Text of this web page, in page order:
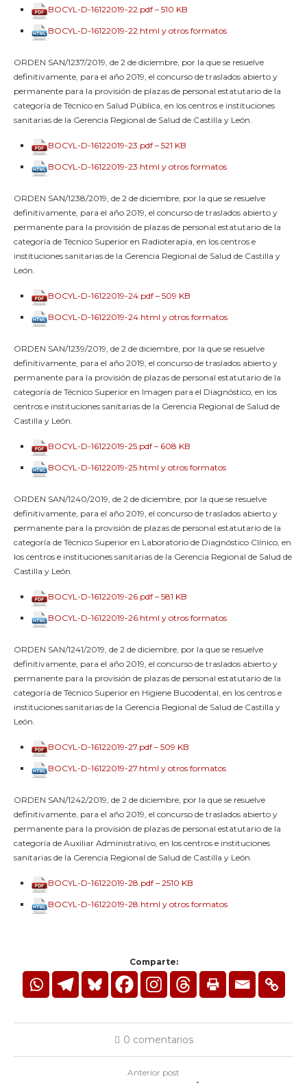
BOCYL-D-16122019-22.pdf – 510 KB
BOCYL-D-16122019-22.html y otros formatos
ORDEN SAN/1237/2019, de 2 de diciembre, por la que se resuelve
definitivamente, para el año 2019, el concurso de traslados abierto y
permanente para la provisión de plazas de personal estatutario de la
categoría de Técnico en Salud Pública, en los centros e instituciones
sanitarias de la Gerencia Regional de Salud de Castilla y León.
BOCYL-D-16122019-23.pdf – 521 KB
BOCYL-D-16122019-23.html y otros formatos
ORDEN SAN/1238/2019, de 2 de diciembre, por la que se resuelve
definitivamente, para el año 2019, el concurso de traslados abierto y
permanente para la provisión de plazas de personal estatutario de la
categoría de Técnico Superior en Radioterapia, en los centros e
instituciones sanitarias de la Gerencia Regional de Salud de Castilla y
León.
BOCYL-D-16122019-24.pdf – 509 KB
BOCYL-D-16122019-24.html y otros formatos
ORDEN SAN/1239/2019, de 2 de diciembre, por la que se resuelve
definitivamente, para el año 2019, el concurso de traslados abierto y
permanente para la provisión de plazas de personal estatutario de la
categoría de Técnico Superior en Imagen para el Diagnóstico, en los
centros e instituciones sanitarias de la Gerencia Regional de Salud de
Castilla y León.
BOCYL-D-16122019-25.pdf – 608 KB
BOCYL-D-16122019-25.html y otros formatos
ORDEN SAN/1240/2019, de 2 de diciembre, por la que se resuelve
definitivamente, para el año 2019, el concurso de traslados abierto y
permanente para la provisión de plazas de personal estatutario de la
categoría de Técnico Superior en Laboratorio de Diagnóstico Clínico, en
los centros e instituciones sanitarias de la Gerencia Regional de Salud de
Castilla y León.
BOCYL-D-16122019-26.pdf – 581 KB
BOCYL-D-16122019-26.html y otros formatos
ORDEN SAN/1241/2019, de 2 de diciembre, por la que se resuelve
definitivamente, para el año 2019, el concurso de traslados abierto y
permanente para la provisión de plazas de personal estatutario de la
categoría de Técnico Superior en Higiene Bucodental, en los centros e
instituciones sanitarias de la Gerencia Regional de Salud de Castilla y
León.
BOCYL-D-16122019-27.pdf – 509 KB
BOCYL-D-16122019-27.html y otros formatos
ORDEN SAN/1242/2019, de 2 de diciembre, por la que se resuelve
definitivamente, para el año 2019, el concurso de traslados abierto y
permanente para la provisión de plazas de personal estatutario de la
categoría de Auxiliar Administrativo, en los centros e instituciones
sanitarias de la Gerencia Regional de Salud de Castilla y León.
BOCYL-D-16122019-28.pdf – 2510 KB
BOCYL-D-16122019-28.html y otros formatos
Comparte:
0 comentarios
Anterior post